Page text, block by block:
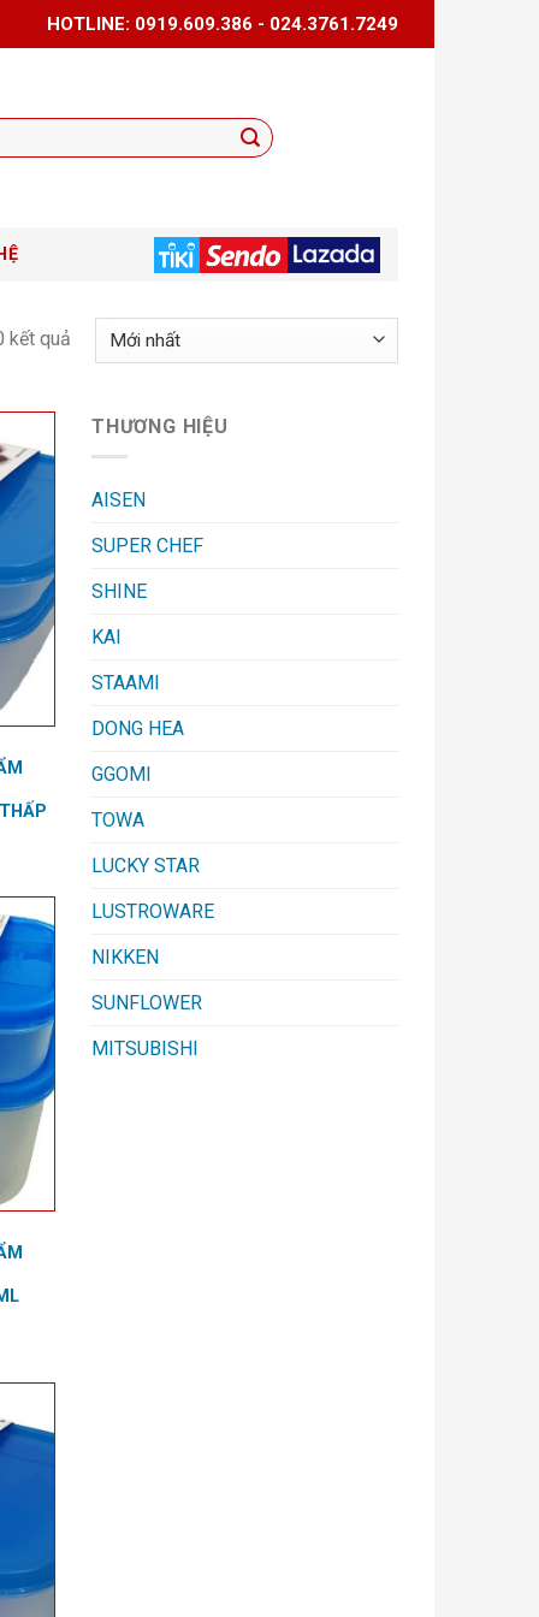
HOTLINE: 0919.609.386 - 024.3761.7249
kết quả
THƯƠNG HIỆU
AISEN
SUPER CHEF
SHINE
KAI
STAAMI
DONG HEA
GGOMI
TOWA
LUCKY STAR
LUSTROWARE
NIKKEN
SUNFLOWER
MITSUBISHI